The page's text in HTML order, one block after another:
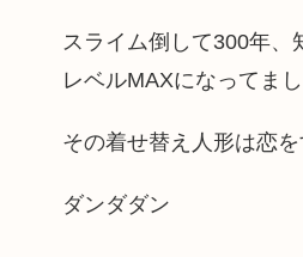
スライム倒して300年、
レベルMAXになってま
その着せ替え人形は恋を
ダンダダン